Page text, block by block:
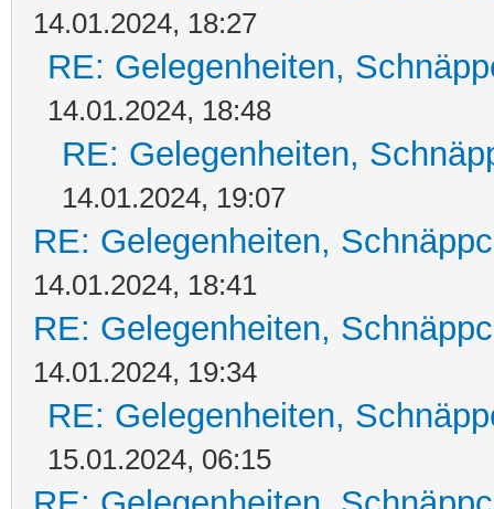
14.01.2024, 18:27
RE: Gelegenheiten,
14.01.2024, 18:48
RE: Gelegenheiten,
14.01.2024, 19:07
RE: Gelegenheiten,
14.01.2024, 18:41
RE: Gelegenheiten,
14.01.2024, 19:34
RE: Gelegenheiten,
15.01.2024, 06:15